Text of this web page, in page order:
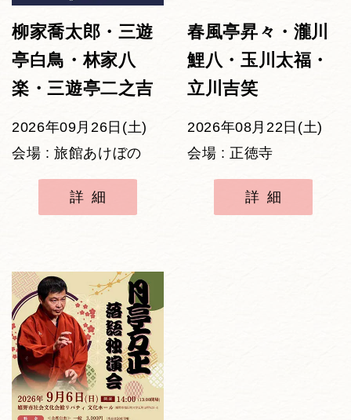
柳家喬太郎・三遊
亭白鳥・林家八
楽・三遊亭二之吉
2026年09月26日(土)
会場 : 旅館あけぼの
詳細
春風亭昇々・瀧川
鯉八・玉川太福・
立川吉笑
2026年08月22日(土)
会場 : 正徳寺
詳細